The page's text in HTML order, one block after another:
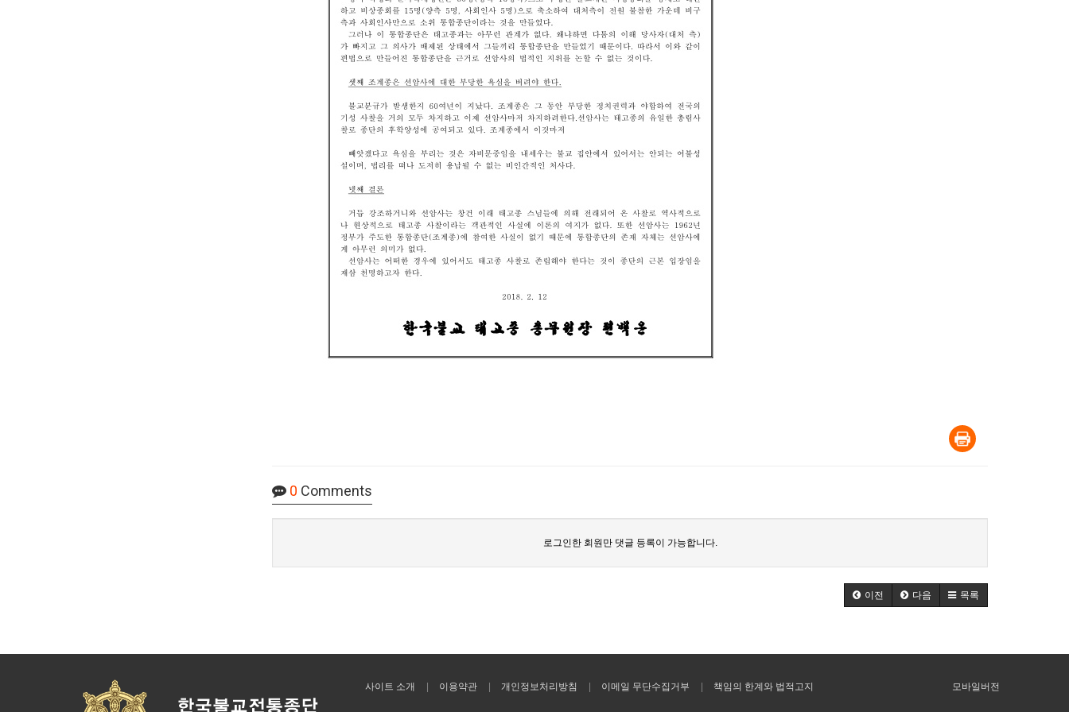
0 Comments
로그인한 회원만 댓글 등록이 가능합니다.
이전 다음 목록
사이트 소개 이용약관 개인정보처리방침 이메일 무단수집거부 책임의 한계와 법적고지 모바일버전